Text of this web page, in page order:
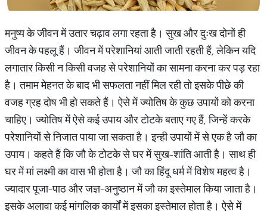
मनुष्य के जीवन में उतार चढ़ाव लगा रहता है। सुख और दुःख दोनों ही
जीवन के पहलू हैं। जीवन में परेशानियां आती जाती रहती हैं, लेकिन यदि
लगातार किसी न किसी वजह से परेशानियों का सामना करना कर पड़ रहा
है। तमाम मेहनत के बाद भी सफलता नहीं मिल रही तो इसके पीछे की
वजह ग्रह दोष भी हो सकते हैं। ऐसे में ज्योतिष के कुछ उपायों को करना
चाहिए। ज्योतिष में ऐसे कई उपाय और टोटके बताए गए हैं, जिन्हें करके
परेशानियों से निजात पाया जा सकता है। इन्ही उपायों में से एक है जौ का
उपाय। कहते हैं कि जौ के टोटके से घर में सुख-शांति आती है। साथ ही
घर में मां लक्ष्मी का वास भी होता है। जौ का हिंदू धर्म में विशेष महत्व है।
ज्यादार पूजा-पाठ और जज्ञ-अनुष्ठान में जौ का इस्तेमाल किया जाता है।
इसके अलावा कई मांगलिक कार्यों में इसका इस्तेमाल होता है। ऐसे में